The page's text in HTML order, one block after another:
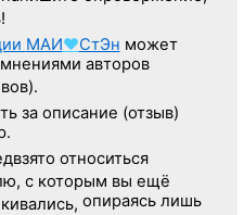
МАИ♥СтЭн может
авторов
за описание (отзыв)
относиться
с которым вы ещё
опираясь лишь